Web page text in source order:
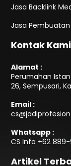
Jasa Backlink
Jasa
Kontak Kami
Alamat :
Perumahan
26, Sempusari,
Email :
Whatsapp :
CS Info +62
Artikel